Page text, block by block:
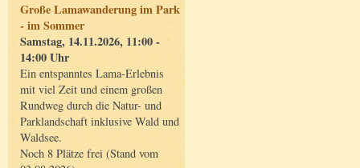
Große Lamawanderung im Park
- im Sommer
Samstag, 14.11.2026, 11:00 -
14:00 Uhr
Ein entspanntes Lama-Erlebnis
mit viel Zeit und einem großen
Rundweg durch die Natur- und
Parklandschaft inklusive Wald und
Waldsee.
Noch 8 Plätze frei (Stand vom